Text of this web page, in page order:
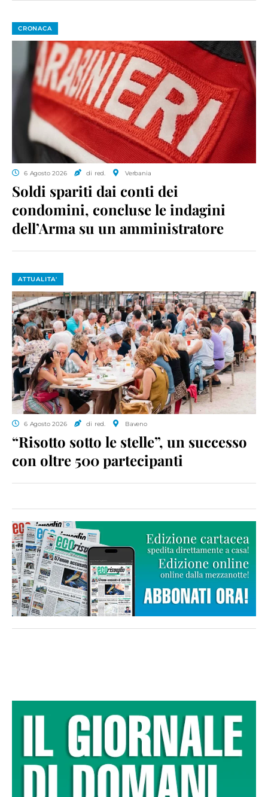
CRONACA
6 Agosto 2026 di red. Verbania
Soldi spariti dai conti dei
condomini, concluse le indagini
dell’Arma su un amministratore
ATTUALITA'
6 Agosto 2026 di red. Baveno
“Risotto sotto le stelle”, un successo
con oltre 500 partecipanti